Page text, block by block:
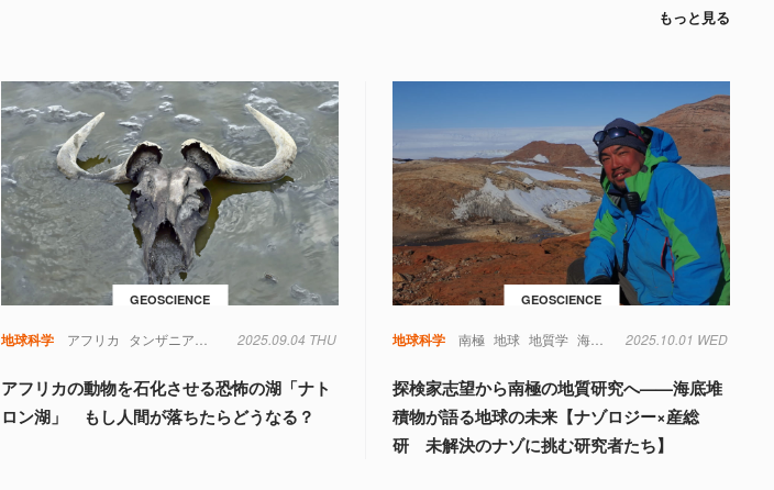
もっと見る
GEOSCIENCE
地球科学 アフリカ タンザニア 地球科学 鳥類
2025.09.04 THU
アフリカの動物を石化させる恐怖の湖「ナト
ロン湖」 もし人間が落ちたらどうなる？
GEOSCIENCE
地球科学 南極 地球 地質学 海底堆積物 温暖化 環境問題
2025.10.01 WED
探検家志望から南極の地質研究へ——海底堆
積物が語る地球の未来【ナゾロジー×産総
研 未解決のナゾに挑む研究者たち】